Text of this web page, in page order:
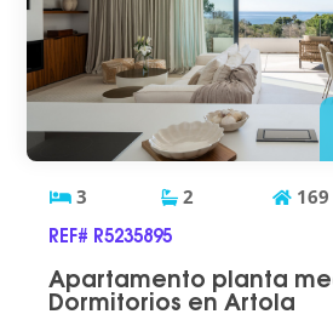
3 2 169
REF# R5235895
Apartamento planta
Dormitorios en Artola